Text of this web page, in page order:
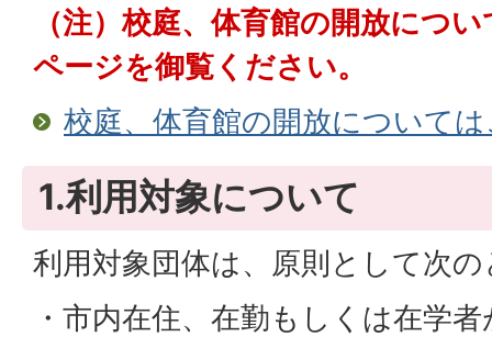
（注）校庭、体育館の開放につ
ページを御覧ください。
校庭、体育館の開放について
1.利用対象について
利用対象団体は、原則として次
・市内在住、在勤もしくは在学